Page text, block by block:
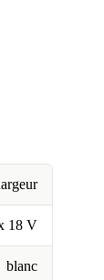
18 V
blanc